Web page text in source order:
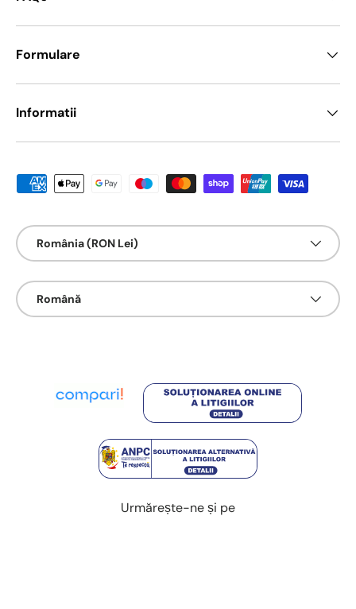
Formulare
Informatii
Metode de platā acceptate
Țarǎ/Regiune
România (RON Lei)
Limbā
Română
Urmărește-ne și pe